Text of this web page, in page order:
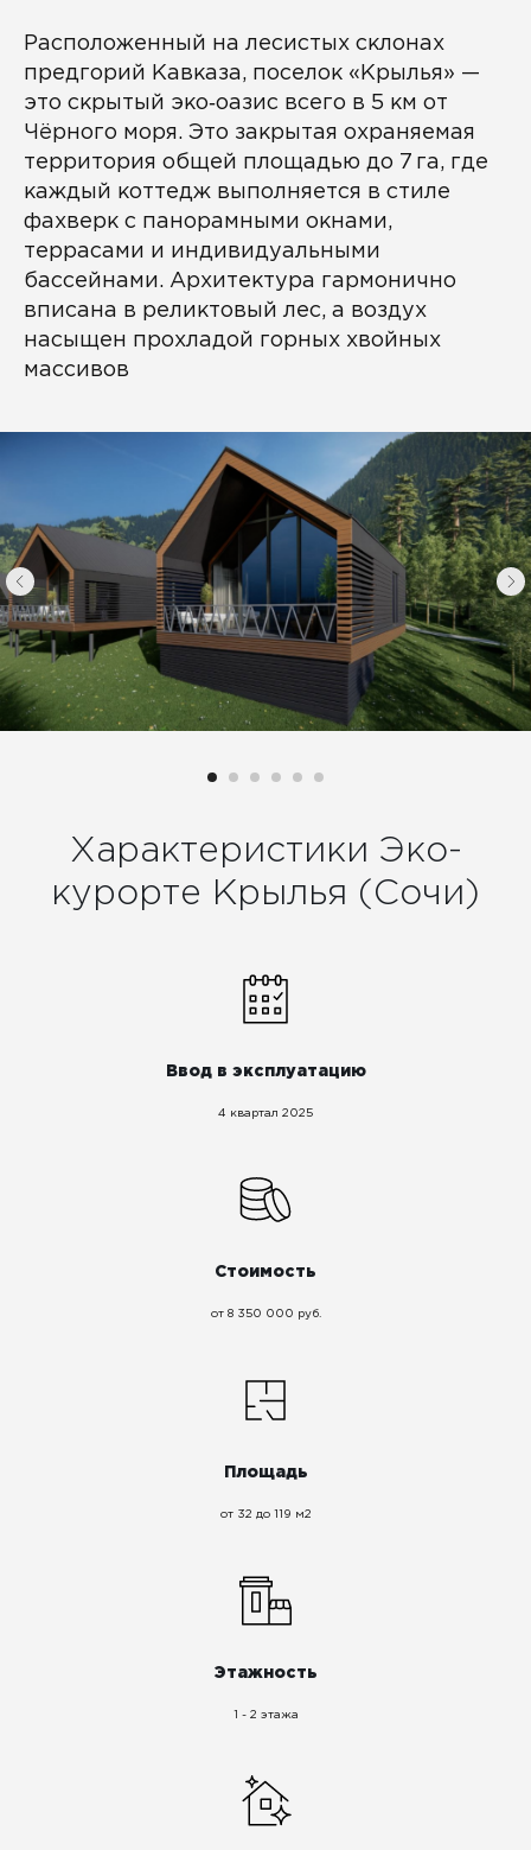
Расположенный на лесистых склонах
предгорий Кавказа, поселок «Крылья» —
это скрытый эко‑оазис всего в 5 км от
Чёрного моря. Это закрытая охраняемая
территория общей площадью до 7 га, где
каждый коттедж выполняется в стиле
фахверк с панорамными окнами,
террасами и индивидуальными
бассейнами. Архитектура гармонично
вписана в реликтовый лес, а воздух
насыщен прохладой горных хвойных
массивов
Характеристики Эко-
курорте Крылья (Сочи)
Ввод в эксплуатацию
4 квартал 2025
Стоимость
от 8 350 000 руб.
Площадь
от 32 до 119 м2
Этажность
1 - 2 этажа